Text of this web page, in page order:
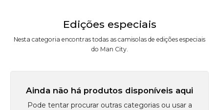
Edições especiais
Nesta categoria encontras todas as camisolas de edições especiais
do Man City.
Ainda não há produtos disponíveis aqui
Pode tentar procurar outras categorias ou usar a